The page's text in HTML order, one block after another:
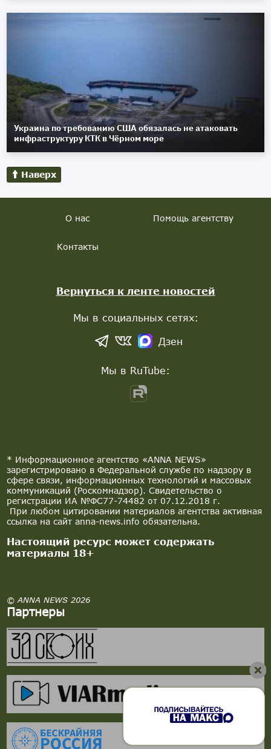
Украина по требованию США обязалась не атаковать
инфраструктуру КТК в Чёрном море
Наверх
* Информационное агентство «ANNA NEWS»
зарегистрировано в Федеральной службе по надзору в
сфере связи, информационных технологий и массовых
коммуникаций (Роскомнадзор). Свидетельство о
регистрации ИА №ФС77-74482 от 07.12.2018 г.
При любом цитировании материалов агентства активная
ссылка на сайт anna-news.info обязательна.
Настоящий ресурс может содержать
материалы 18+
© ANNA NEWS 2026
Партнеры
О нас Помощь агентству
Контакты
Вернуться к ленте новостей
Мы в социальных сетях:
Дзен
Мы в RuTube: